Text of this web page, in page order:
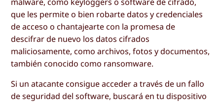
que les permite o bien robarte datos y credenciales
de acceso o chantajearte con la promesa de
descifrar de nuevo los datos cifrados
maliciosamente, como archivos, fotos y documentos,
también conocido como ransomware.
Si un atacante consigue acceder a través de un fallo
de seguridad del software, buscará en tu dispositivo